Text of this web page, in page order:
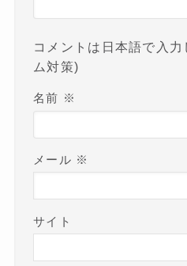
コメントは日本語で入
ム対策)
名前 ※
メール ※
サイト